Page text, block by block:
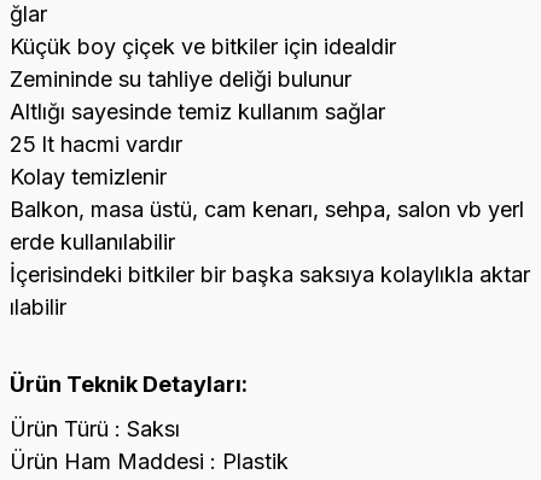
ğlar
Küçük boy çiçek ve bitkiler için idealdir
Zemininde su tahliye deliği bulunur
Altlığı sayesinde temiz kullanım sağlar
25 lt hacmi vardır
Kolay temizlenir
Balkon, masa üstü, cam kenarı, sehpa, salon vb yerl
erde kullanılabilir
İçerisindeki bitkiler bir başka saksıya kolaylıkla aktar
ılabilir
Ürün Teknik Detayları:
Ürün Türü : Saksı
Ürün Ham Maddesi : Plastik